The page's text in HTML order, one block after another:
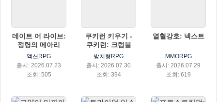
데이트 어 라이브:
정령의 메아리
액션RPG
출시: 2026.07.23
조회: 505
쿠키런 키우기 -
쿠키런: 크럼블
방치형RPG
출시: 2026.07.30
조회: 394
열혈강호: 넥스트
MMORPG
출시: 2026.07.29
조회: 619